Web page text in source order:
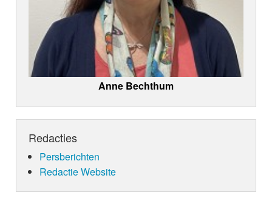
Anne Bechthum
Redacties
Persberichten
Redactie Website